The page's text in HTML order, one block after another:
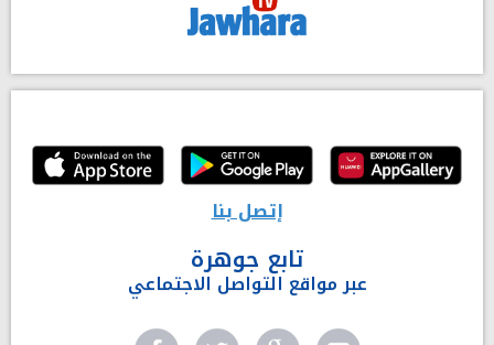
إتصل بنا
تابع جوهرة
عبر مواقع التواصل الاجتماعي